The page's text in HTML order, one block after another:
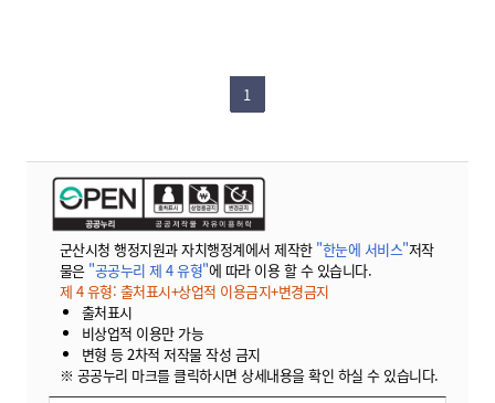
1
군산시청 행정지원과 자치행정계에서 제작한 "한눈에 서비스"저작
물은 "공공누리 제 4 유형"에 따라 이용 할 수 있습니다.
제 4 유형: 출처표시+상업적 이용금지+변경금지
출처표시
비상업적 이용만 가능
변형 등 2차적 저작물 작성 금지
※ 공공누리 마크를 클릭하시면 상세내용을 확인 하실 수 있습니다.